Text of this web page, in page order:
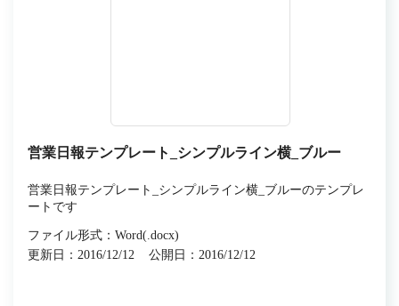
営業日報テンプレート_シンプルライン横_ブルー
営業日報テンプレート_シンプルライン横_ブルーのテンプレ
ートです
ファイル形式：Word(.docx)
更新日：2016/12/12
公開日：2016/12/12